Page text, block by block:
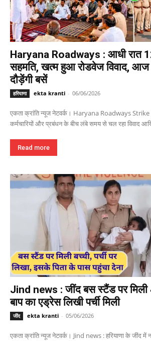
Haryana Roadways : आधी रात
सहमति, खत्म हुआ रोडवेज विवाद,
दौड़ेंगी बसें
हरियाणा ekta kranti - 06/06/2026
एकता क्रांति न्यूज नेटवर्क। Haryana Roadways Strike
कर्मचारियों और प्रबंधन के बीच लंबे समय से चल रहा विवाद
Read more
Jind news : जींद बस स्टैंड पर मिली
बाप का एड्रेस लिखी पर्ची मिली
जींद ekta kranti - 05/06/2026
एकता क्रांति न्यूज नेटवर्क। Jind news : हरियाणा के जींद में